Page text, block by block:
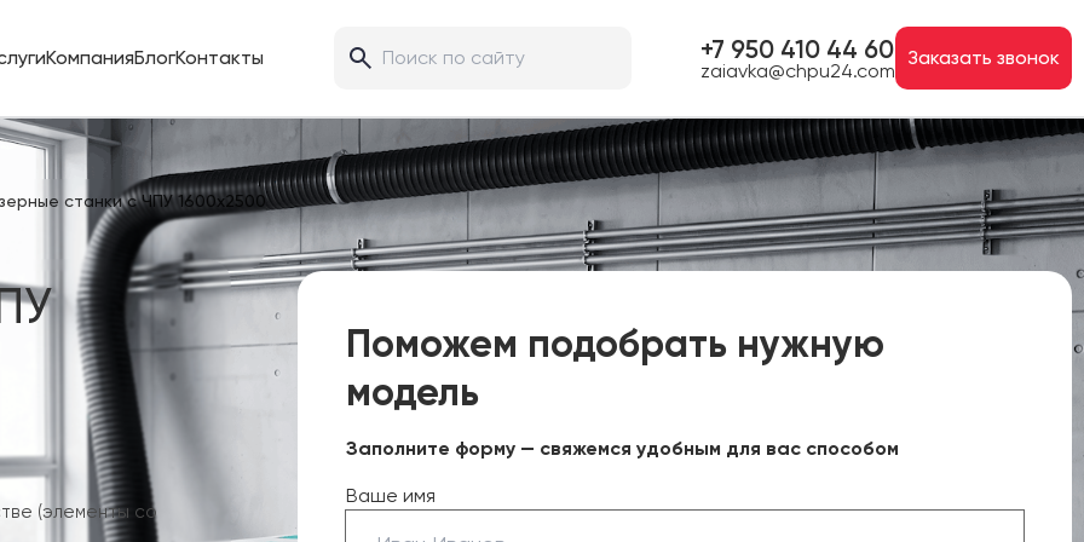
КомпанияБлогКонтакты +7 950 410 44 60
zaiavka@chpu24.com
Заказать звонок
станки с ЧПУ 1600х2500
(элементы со
Поможем подобрать нужную
модель
Заполните форму — свяжемся удобным для вас способом
Ваше имя